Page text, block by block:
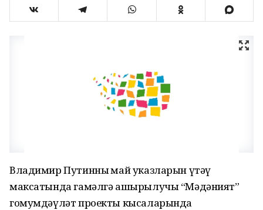
Владимир Путинның май указларын үтәү
максатында гамәлгә ашырылучы “Мәдәният”
гомумдәүләт проекты кысаларында